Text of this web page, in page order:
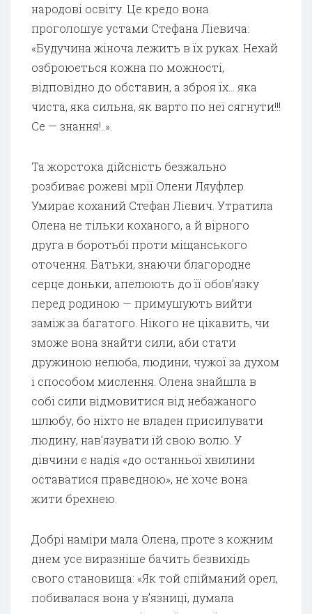
народові освіту. Це кредо вона
проголошує устами Стефана Ліевича:
«Будучина жіноча лежить в їх руках. Нехай
озброюється кожна по можності,
відповідно до обставин, а зброя їх… яка
чиста, яка сильна, як варто по неї сягнути!!!
Се — знання!..».
Та жорстока дійсність безжально
розбиває рожеві мрії Олени Ляуфлер.
Умирає коханий Стефан Лієвич. Утратила
Олена не тільки коханого, а й вірного
друга в боротьбі проти міщанського
оточення. Батьки, знаючи благородне
серце доньки, апелюють до її обов’язку
перед родиною — примушують вийти
заміж за багатого. Нікого не цікавить, чи
зможе вона знайти сили, аби стати
дружиною нелюба, людини, чужої за духом
і способом мислення. Олена знайшла в
собі сили відмовитися від небажаного
шлюбу, бо ніхто не владен присилувати
людину, нав’язувати їй свою волю. У
дівчини є надія «до останньої хвилини
оставатися праведною», не хоче вона
жити брехнею.
Добрі наміри мала Олена, проте з кожним
днем усе виразніше бачить безвихідь
свого становища: «Як той спійманий орел,
побивалася вона у в’язниці, думала